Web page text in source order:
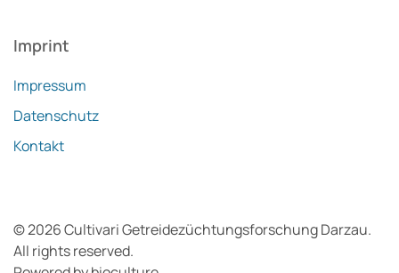
Imprint
Impressum
Datenschutz
Kontakt
©2026Cultivari Getreidezüchtungsforschung Darzau.
All rights reserved.